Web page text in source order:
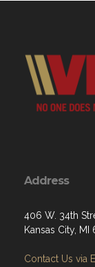
Address
406 W. 34th
Kansas City, MI
Contact Us via